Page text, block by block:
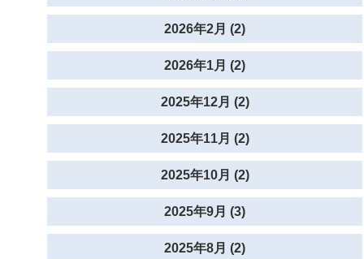
2026年2月 (2)
2026年1月 (2)
2025年12月 (2)
2025年11月 (2)
2025年10月 (2)
2025年9月 (3)
2025年8月 (2)